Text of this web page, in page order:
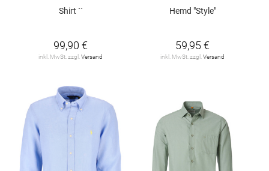
Shirt ``
99,90 €
inkl. MwSt. zzgl. Versand
Hemd "Style"
59,95 €
inkl. MwSt. zzgl. Versand